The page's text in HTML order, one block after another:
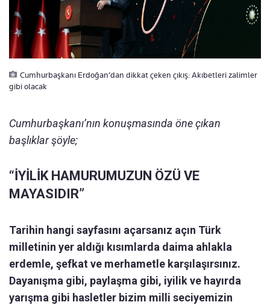
Cumhurbaşkanı Erdoğan’dan dikkat çeken çıkış: Akıbetleri zalimler
gibi olacak
Cumhurbaşkanı’nın konuşmasında öne çıkan
başlıklar şöyle;
“İYİLİK HAMURUMUZUN ÖZÜ VE
MAYASIDIR”
Tarihin hangi sayfasını açarsanız açın Türk
milletinin yer aldığı kısımlarda daima ahlakla
erdemle, şefkat ve merhametle karşılaşırsınız.
Dayanışma gibi, paylaşma gibi, iyilik ve hayırda
yarışma gibi hasletler bizim milli seciyemizin